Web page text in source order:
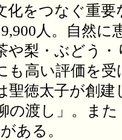
化をつなぐ重
人。自然に
や梨・ぶどう
も高い評価を受
徳太子が創建
の渡し」。ま
ある。